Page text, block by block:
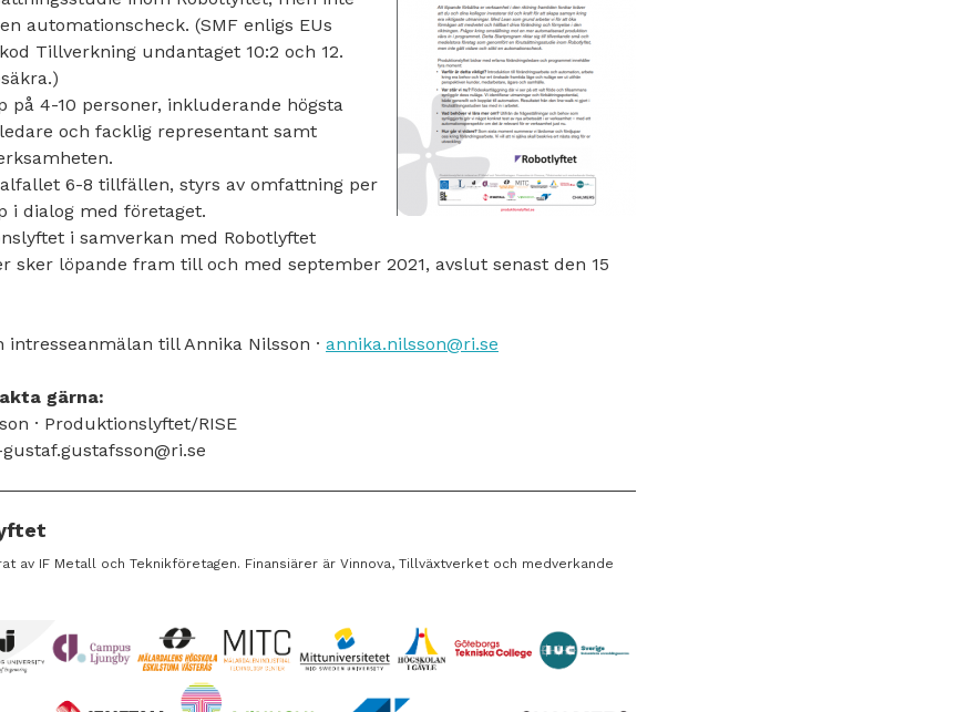
automationscheck. (SMF enligs EUs
Tillverkning undantaget 10:2 och 12.
på 4-10 personer, inkluderande högsta
och facklig representant samt
6-8 tillfällen, styrs av omfattning per
i dialog med företaget.
i samverkan med Robotlyftet
sker löpande fram till och med september 2021, avslut senast den 15
intresseanmälan till Annika Nilsson · annika.nilsson@ri.se
gärna:
· Produktionslyftet/RISE
av IF Metall och Teknikföretagen. Finansiärer är Vinnova, Tillväxtverket och medverkande